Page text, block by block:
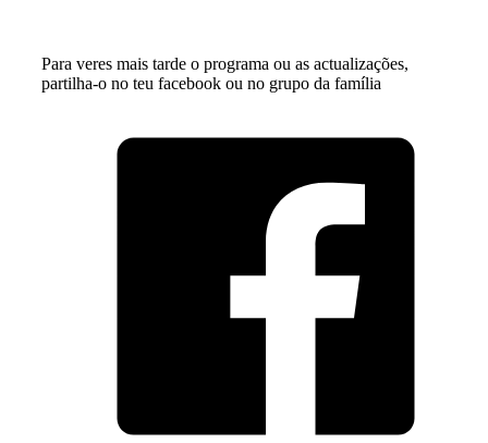
Para veres mais tarde o programa ou as actualizações,
partilha-o no teu facebook ou no grupo da família